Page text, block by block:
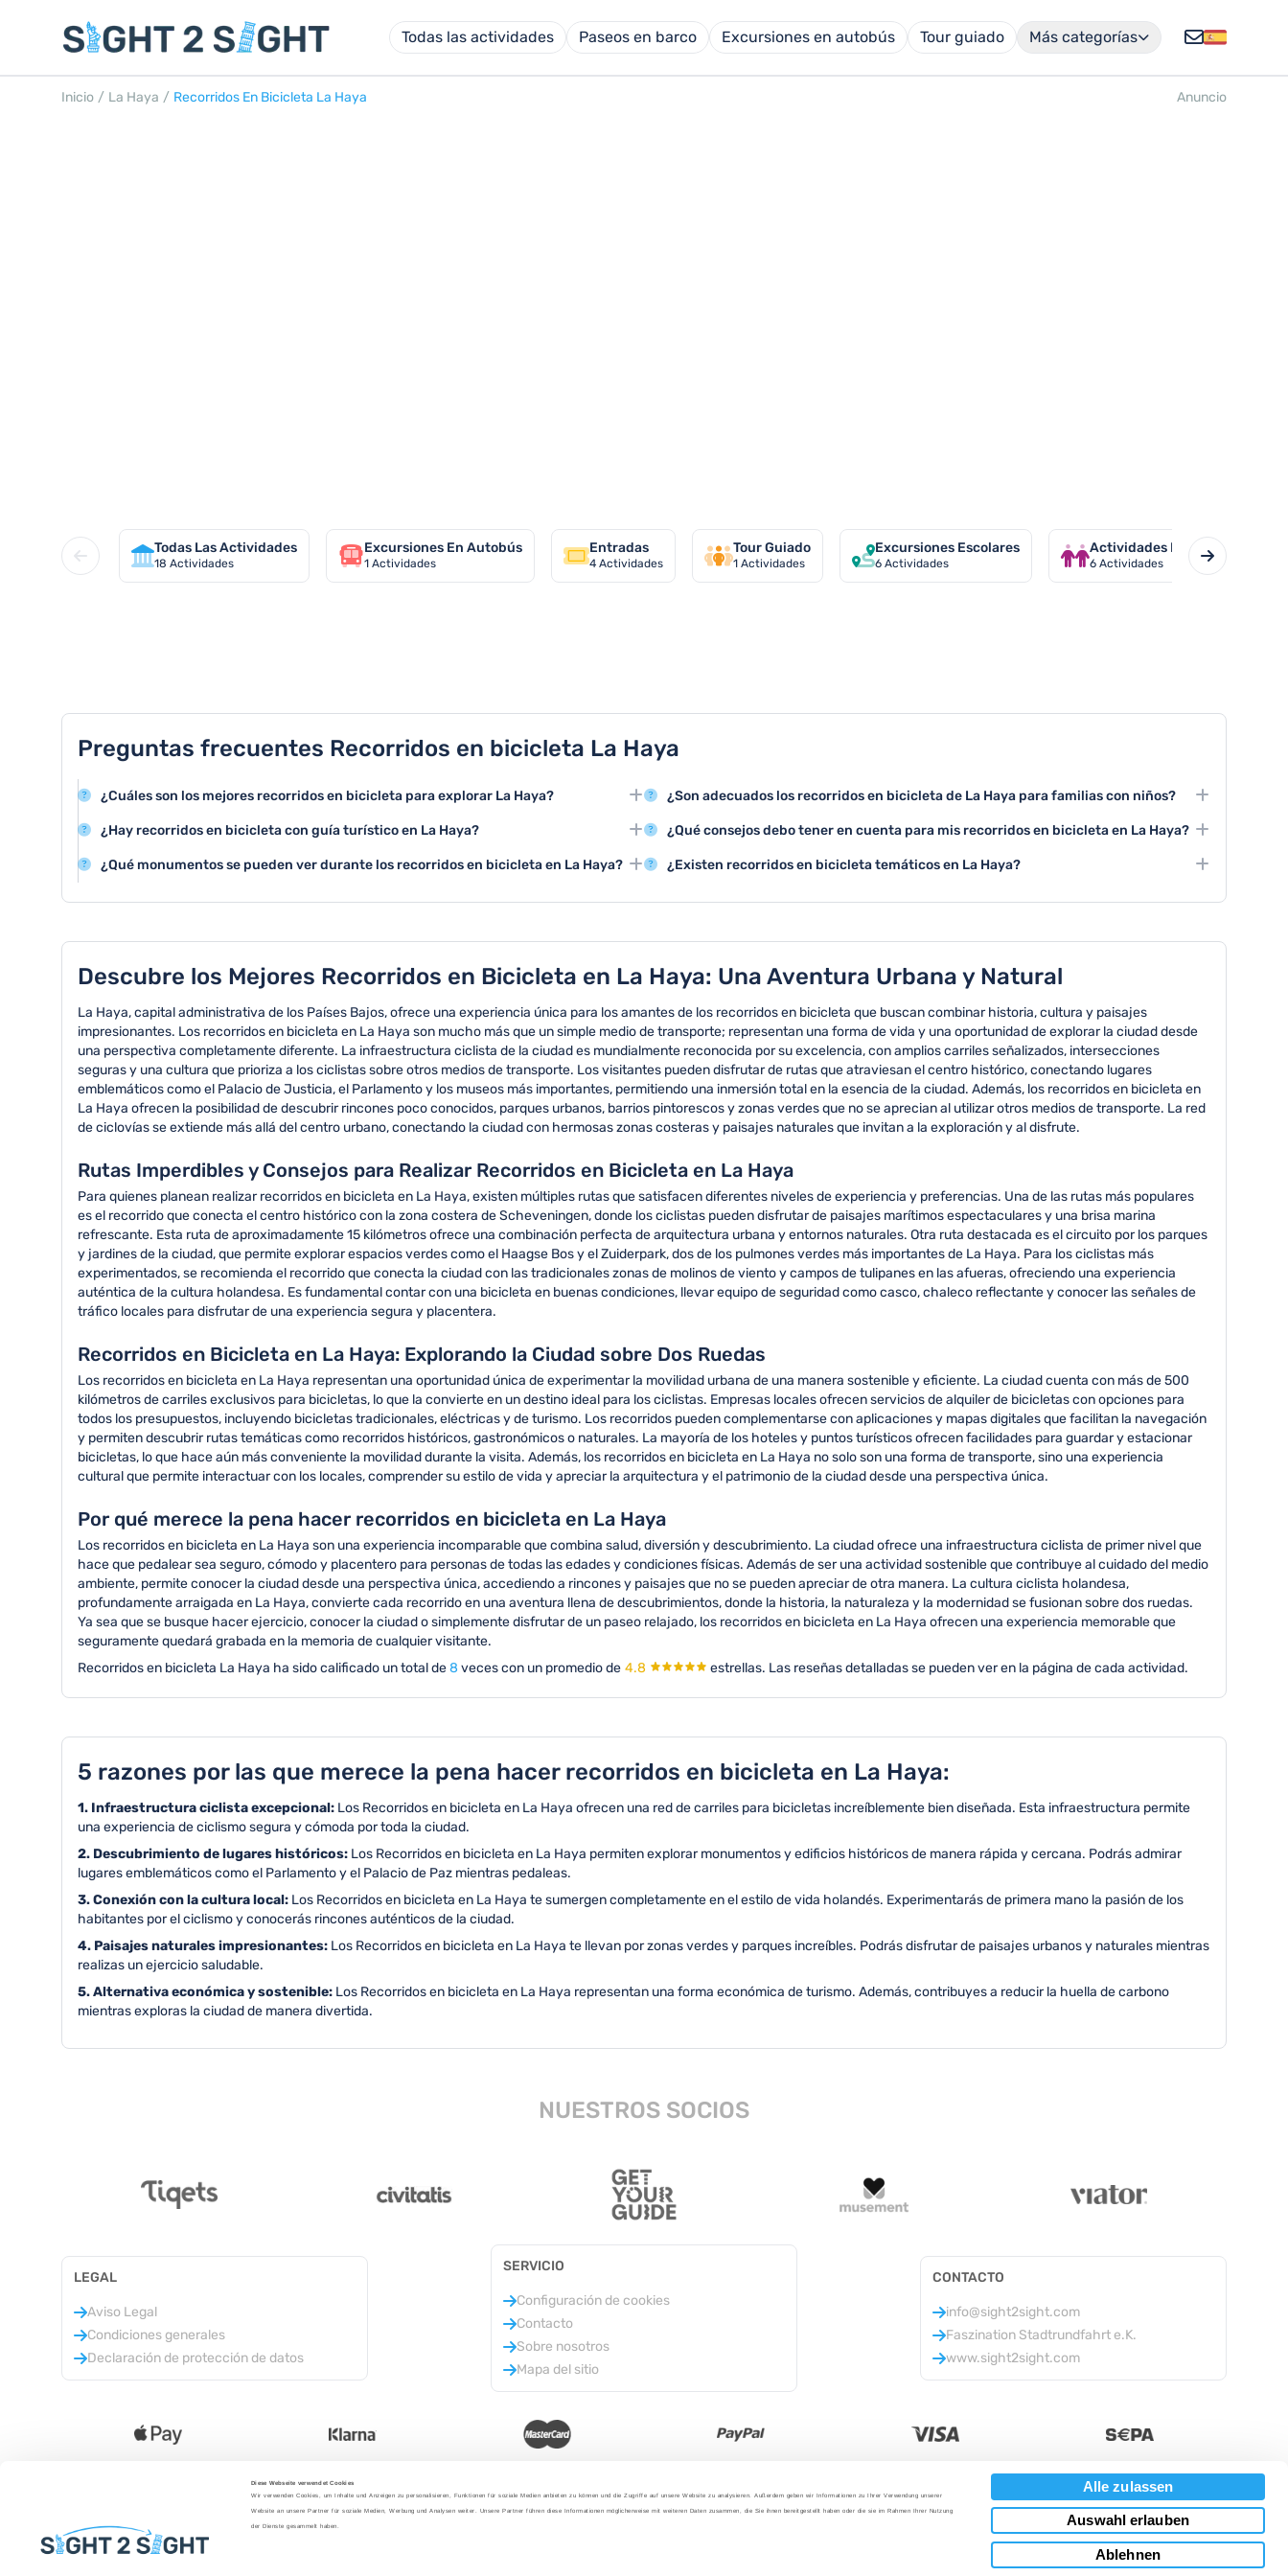
Diese Webseite verwendet Cookies
Wir verwenden Cookies, um Inhalte und Anzeigen zu personalisieren, Funktionen für soziale Medien anbieten zu können und die Zugriffe auf unsere Website zu analysieren. Außerdem geben wir Informationen zu Ihrer Verwendung unserer
Website an unsere Partner für soziale Medien, Werbung und Analysen weiter. Unsere Partner führen diese Informationen möglicherweise mit weiteren Daten zusammen, die Sie ihnen bereitgestellt haben oder die sie im Rahmen Ihrer Nutzung
der Dienste gesammelt haben.
Alle zulassen
Auswahl erlauben
Ablehnen
Todas las actividades Paseos en barco Excursiones en autobús Tour guiado Más categorías
Inicio / La Haya / Recorridos En Bicicleta La Haya Anuncio
Todas Las Actividades
18 Actividades
Excursiones En Autobús
1 Actividades
Entradas
4 Actividades
Tour Guiado
1 Actividades
Excursiones Escolares
6 Actividades
Actividades Para Parejas
6 Actividades
Preguntas frecuentes Recorridos en bicicleta La Haya
¿Cuáles son los mejores recorridos en bicicleta para explorar La Haya?
La Haya ofrece rutas ciclistas como el recorrido por el centro histórico y la ruta costera
que conecta el centro con Scheveningen, permitiendo disfrutar de paisajes urbanos y
naturales.
¿Hay recorridos en bicicleta con guía turístico en La Haya?
Sí, existen varios tours organizados que ofrecen recorridos en bicicleta guiados con
explicaciones históricas y culturales sobre la ciudad de La Haya.
¿Qué monumentos se pueden ver durante los recorridos en bicicleta en La Haya?
¿Son adecuados los recorridos en bicicleta de La Haya para familias con niños?
Muchos recorridos en bicicleta son familiares y seguros, con rutas planas y carriles
especiales para ciclistas que facilitan el paseo con niños.
¿Qué consejos debo tener en cuenta para mis recorridos en bicicleta en La Haya?
Es recomendable usar casco, seguir las señales de tráfico para bicicletas y llevar ropa
cómoda y visible durante los recorridos en bicicleta.
¿Existen recorridos en bicicleta temáticos en La Haya?
Descubre los Mejores Recorridos en Bicicleta en La Haya: Una Aventura Urbana y Natural
La Haya, capital administrativa de los Países Bajos, ofrece una experiencia única para los amantes de los recorridos en bicicleta que buscan combinar historia, cultura y paisajes
impresionantes. Los recorridos en bicicleta en La Haya son mucho más que un simple medio de transporte; representan una forma de vida y una oportunidad de explorar la ciudad desde
una perspectiva completamente diferente. La infraestructura ciclista de la ciudad es mundialmente reconocida por su excelencia, con amplios carriles señalizados, intersecciones
seguras y una cultura que prioriza a los ciclistas sobre otros medios de transporte. Los visitantes pueden disfrutar de rutas que atraviesan el centro histórico, conectando lugares
emblemáticos como el Palacio de Justicia, el Parlamento y los museos más importantes, permitiendo una inmersión total en la esencia de la ciudad. Además, los recorridos en bicicleta en
La Haya ofrecen la posibilidad de descubrir rincones poco conocidos, parques urbanos, barrios pintorescos y zonas verdes que no se aprecian al utilizar otros medios de transporte. La red
de ciclovías se extiende más allá del centro urbano, conectando la ciudad con hermosas zonas costeras y paisajes naturales que invitan a la exploración y al disfrute.
Rutas Imperdibles y Consejos para Realizar Recorridos en Bicicleta en La Haya
Para quienes planean realizar recorridos en bicicleta en La Haya, existen múltiples rutas que satisfacen diferentes niveles de experiencia y preferencias. Una de las rutas más populares
es el recorrido que conecta el centro histórico con la zona costera de Scheveningen, donde los ciclistas pueden disfrutar de paisajes marítimos espectaculares y una brisa marina
refrescante. Esta ruta de aproximadamente 15 kilómetros ofrece una combinación perfecta de arquitectura urbana y entornos naturales. Otra ruta destacada es el circuito por los parques
y jardines de la ciudad, que permite explorar espacios verdes como el Haagse Bos y el Zuiderpark, dos de los pulmones verdes más importantes de La Haya. Para los ciclistas más
experimentados, se recomienda el recorrido que conecta la ciudad con las tradicionales zonas de molinos de viento y campos de tulipanes en las afueras, ofreciendo una experiencia
auténtica de la cultura holandesa. Es fundamental contar con una bicicleta en buenas condiciones, llevar equipo de seguridad como casco, chaleco reflectante y conocer las señales de
tráfico locales para disfrutar de una experiencia segura y placentera.
Recorridos en Bicicleta en La Haya: Explorando la Ciudad sobre Dos Ruedas
Los recorridos en bicicleta en La Haya representan una oportunidad única de experimentar la movilidad urbana de una manera sostenible y eficiente. La ciudad cuenta con más de 500
kilómetros de carriles exclusivos para bicicletas, lo que la convierte en un destino ideal para los ciclistas. Empresas locales ofrecen servicios de alquiler de bicicletas con opciones para
todos los presupuestos, incluyendo bicicletas tradicionales, eléctricas y de turismo. Los recorridos pueden complementarse con aplicaciones y mapas digitales que facilitan la navegación
y permiten descubrir rutas temáticas como recorridos históricos, gastronómicos o naturales. La mayoría de los hoteles y puntos turísticos ofrecen facilidades para guardar y estacionar
bicicletas, lo que hace aún más conveniente la movilidad durante la visita. Además, los recorridos en bicicleta en La Haya no solo son una forma de transporte, sino una experiencia
cultural que permite interactuar con los locales, comprender su estilo de vida y apreciar la arquitectura y el patrimonio de la ciudad desde una perspectiva única.
Por qué merece la pena hacer recorridos en bicicleta en La Haya
Los recorridos en bicicleta en La Haya son una experiencia incomparable que combina salud, diversión y descubrimiento. La ciudad ofrece una infraestructura ciclista de primer nivel que
hace que pedalear sea seguro, cómodo y placentero para personas de todas las edades y condiciones físicas. Además de ser una actividad sostenible que contribuye al cuidado del medio
ambiente, permite conocer la ciudad desde una perspectiva única, accediendo a rincones y paisajes que no se pueden apreciar de otra manera. La cultura ciclista holandesa,
profundamente arraigada en La Haya, convierte cada recorrido en una aventura llena de descubrimientos, donde la historia, la naturaleza y la modernidad se fusionan sobre dos ruedas.
Ya sea que se busque hacer ejercicio, conocer la ciudad o simplemente disfrutar de un paseo relajado, los recorridos en bicicleta en La Haya ofrecen una experiencia memorable que
seguramente quedará grabada en la memoria de cualquier visitante.
Recorridos en bicicleta La Haya ha sido calificado un total de8 veces con un promedio de 4.8 estrellas. Las reseñas detalladas se pueden ver en la página de cada actividad.
5 razones por las que merece la pena hacer recorridos en bicicleta en La Haya:
1. Infraestructura ciclista excepcional: Los Recorridos en bicicleta en La Haya ofrecen una red de carriles para bicicletas increíblemente bien diseñada. Esta infraestructura permite
una experiencia de ciclismo segura y cómoda por toda la ciudad.
2. Descubrimiento de lugares históricos: Los Recorridos en bicicleta en La Haya permiten explorar monumentos y edificios históricos de manera rápida y cercana. Podrás admirar
lugares emblemáticos como el Parlamento y el Palacio de Paz mientras pedaleas.
3. Conexión con la cultura local: Los Recorridos en bicicleta en La Haya te sumergen completamente en el estilo de vida holandés. Experimentarás de primera mano la pasión de los
habitantes por el ciclismo y conocerás rincones auténticos de la ciudad.
4. Paisajes naturales impresionantes: Los Recorridos en bicicleta en La Haya te llevan por zonas verdes y parques increíbles. Podrás disfrutar de paisajes urbanos y naturales mientras
realizas un ejercicio saludable.
5. Alternativa económica y sostenible: Los Recorridos en bicicleta en La Haya representan una forma económica de turismo. Además, contribuyes a reducir la huella de carbono
mientras exploras la ciudad de manera divertida.
NUESTROS SOCIOS
LEGAL
Aviso Legal
Condiciones generales
Declaración de protección de datos
SERVICIO
Configuración de cookies
Contacto
Sobre nosotros
Mapa del sitio
CONTACTO
info@sight2sight.com
Faszination Stadtrundfahrt e.K.
www.sight2sight.com
Moneda: